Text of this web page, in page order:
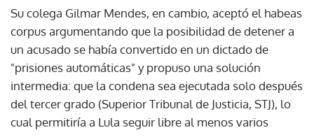
Su colega Gilmar Mendes, en cambio, aceptó el habeas
corpus argumentando que la posibilidad de detener a
un acusado se había convertido en un dictado de
"prisiones automáticas" y propuso una solución
intermedia: que la condena sea ejecutada solo después
del tercer grado (Superior Tribunal de Justicia, STJ), lo
cual permitiría a Lula seguir libre al menos varios